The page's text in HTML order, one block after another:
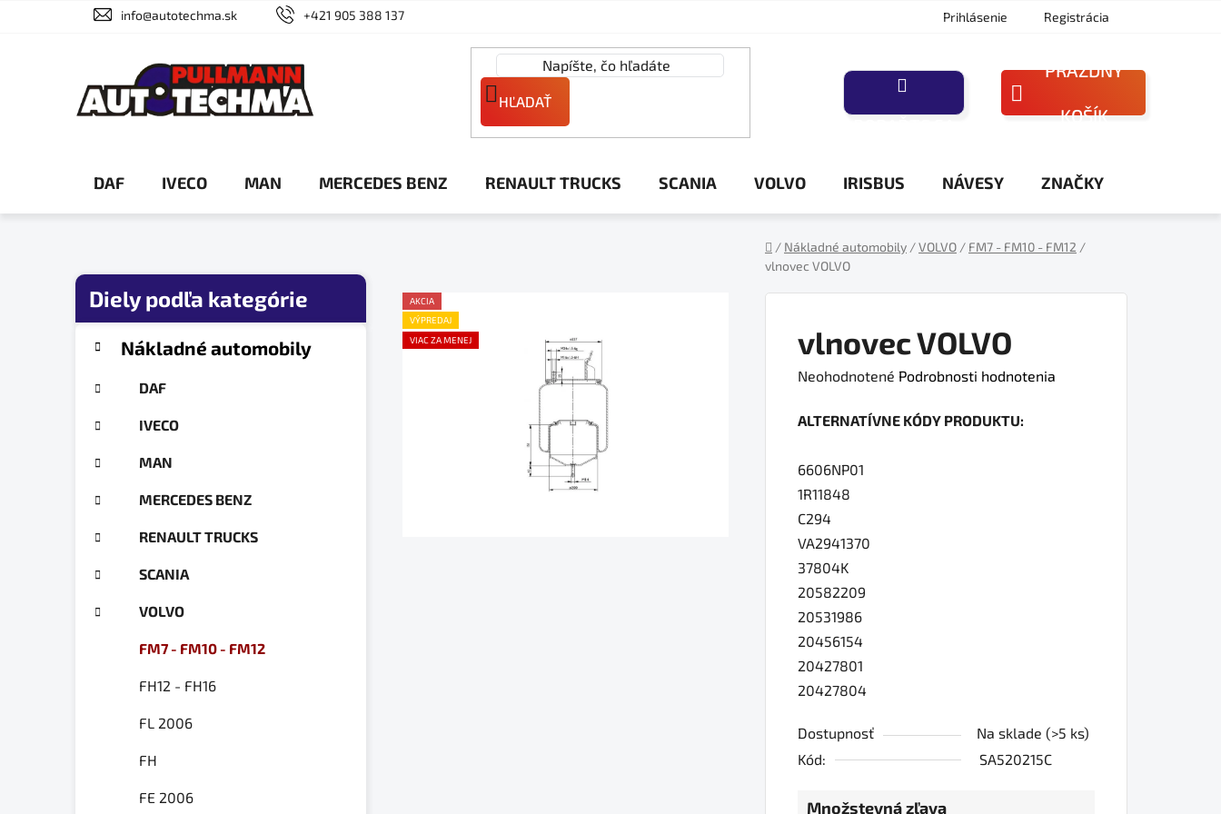
info@autotechma.sk +421 905 388 137 Prihlásenie Registrácia
HĽADAŤ
NÁKUPNÝ
PRÁZDNY
KOŠÍK
DAF IVECO MAN MERCEDES BENZ RENAULT TRUCKS SCANIA VOLVO IRISBUS NÁVESY ZNAČKY
Domov
/ Nákladné automobily /VOLVO / FM7 - FM10 - FM12 /
vlnovec VOLVO
B
kategórieNákladné automobily
DAF
IVECO
MAN
MERCEDES BENZ
RENAULT TRUCKS
SCANIA
VOLVO
FM7 - FM10 - FM12
FH12 - FH16
FL 2006
FH
FE 2006
vlnovec VOLVO
Priemerné
produktu
0,0
z
5
hviezdičiek.
Neohodnotené Podrobnosti hodnotenia
ALTERNATÍVNE KÓDY PRODUKTU:
6606NP01
1R11848
C294
VA2941370
37804K
20582209
20531986
20456154
20427801
20427804
Dostupnosť Na sklade (>5 ks)
Kód:
SA520215C
Množstevná zľava
AKCIA
VÝPREDAJ
VIAC ZA MENEJ